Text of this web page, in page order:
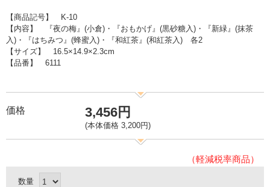
【商品記号】 K-10
【内容】 『夜の梅』(小倉)・『おもかげ』(黒砂糖入)・『新緑』(抹茶
入)・『はちみつ』(蜂蜜入)・『和紅茶』(和紅茶入) 各2
【サイズ】 16.5×14.9×2.3cm
【品番】 6111
価格 3,456円
(本体価格 3,200円)
（軽減税率商品）
数量